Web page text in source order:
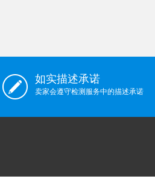
如实描述承诺
卖家会遵守检测服务中的描述承诺